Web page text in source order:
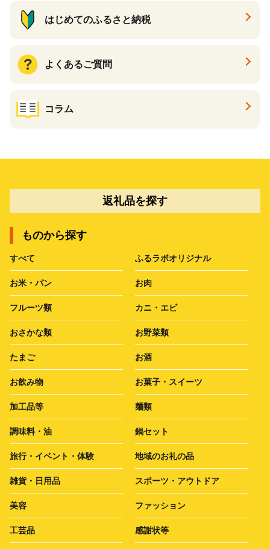
はじめてのふるさと納税
よくあるご質問
コラム
返礼品を探す
ものから探す
すべて ふるラボオリジナル
お米・パン お肉
フルーツ類 カニ・エビ
おさかな類 お野菜類
たまご お酒
お飲み物 お菓子・スイーツ
加工品等 麺類
調味料・油 鍋セット
旅行・イベント・体験 地域のお礼の品
雑貨・日用品 スポーツ・アウトドア
美容 ファッション
工芸品 感謝状等